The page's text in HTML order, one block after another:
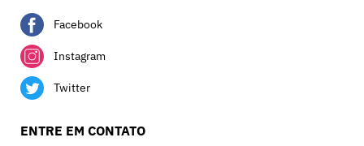
Facebook
Instagram
Twitter
ENTRE EM CONTATO